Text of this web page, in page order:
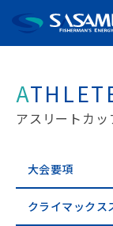
アスリートカッ
大会要項
クライマックス